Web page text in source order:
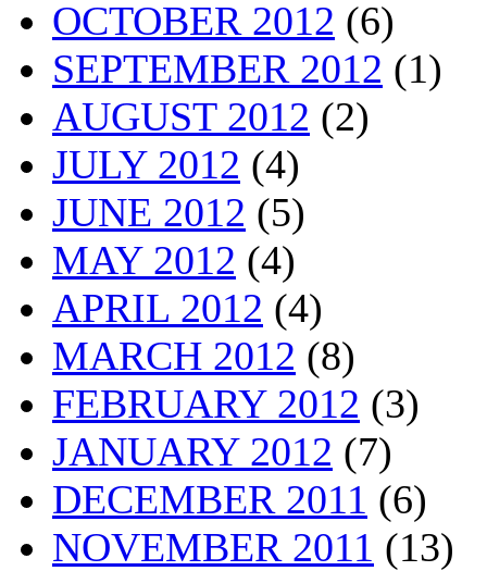
OCTOBER 2012 (6)
SEPTEMBER 2012 (1)
AUGUST 2012 (2)
JULY 2012 (4)
JUNE 2012 (5)
MAY 2012 (4)
APRIL 2012 (4)
MARCH 2012 (8)
FEBRUARY 2012 (3)
JANUARY 2012 (7)
DECEMBER 2011 (6)
NOVEMBER 2011 (13)